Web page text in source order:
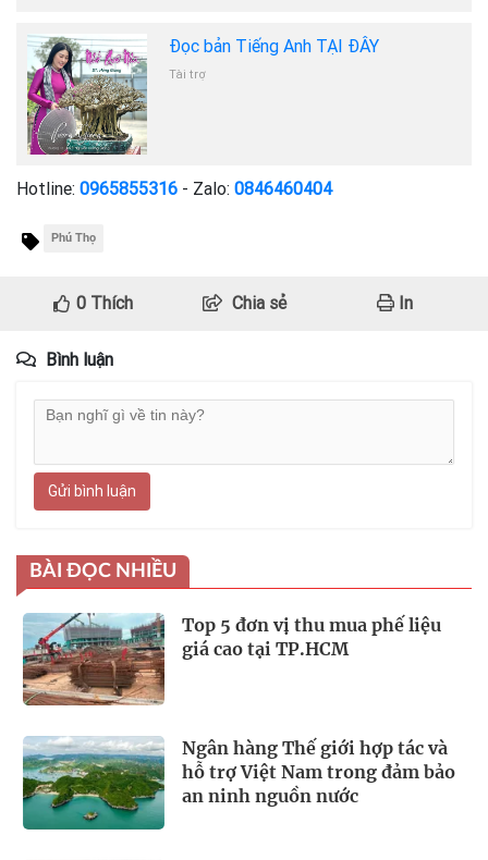
Đọc bản Tiếng Anh TẠI ĐÂY
Tài trợ
Hotline: 0965855316 - Zalo: 0846460404
Phú Thọ
0Thích Chia sẻ In
Bình luận
Gửi bình luận
BÀI ĐỌC NHIỀU
Top 5 đơn vị thu mua phế liệu
giá cao tại TP.HCM
Ngân hàng Thế giới hợp tác và
hỗ trợ Việt Nam trong đảm bảo
an ninh nguồn nước